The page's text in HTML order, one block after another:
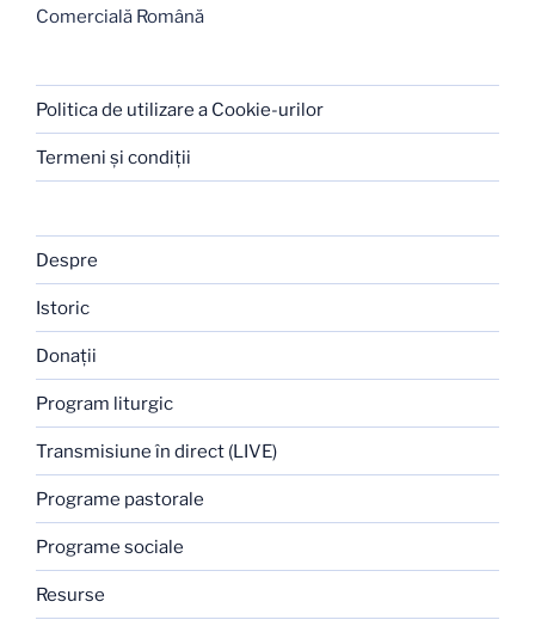
Comercială Română
Politica de utilizare a Cookie-urilor
Termeni şi condiţii
Despre
Istoric
Donaţii
Program liturgic
Transmisiune în direct (LIVE)
Programe pastorale
Programe sociale
Resurse